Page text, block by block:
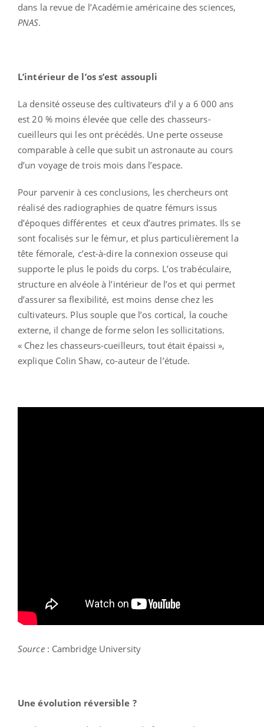
dans la revue de l’Académie américaine des sciences,
PNAS.
L’intérieur de l’os s’est assoupli
La densité osseuse des cultivateurs d’il y a 6 000 ans
est 20 % moins élevée que celle des chasseurs-
cueilleurs qui les ont précédés. Une perte osseuse
comparable à celle que subit un astronaute au cours
d’un voyage de trois mois dans l’espace.
Pour parvenir à ces conclusions, les chercheurs ont
réalisé des radiographies de quatre fémurs issus
d’époques différentes et ceux d’autres primates. Ils se
sont focalisés sur le fémur, et plus particulièrement la
tête fémorale, c’est-à-dire la connexion osseuse qui
supporte le plus le poids du corps. L’os trabéculaire,
structure en alvéole à l’intérieur de l’os et qui permet
d’assurer sa flexibilité, est moins dense chez les
cultivateurs. Plus souple que l’os cortical, la couche
externe, il change de forme selon les sollicitations.
« Chez les chasseurs-cueilleurs, tout était épaissi »,
explique Colin Shaw, co-auteur de l’étude.
Source : Cambridge University
Une évolution réversible ?